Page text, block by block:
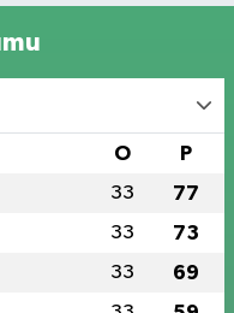
O P
33 77
33 73
33 69